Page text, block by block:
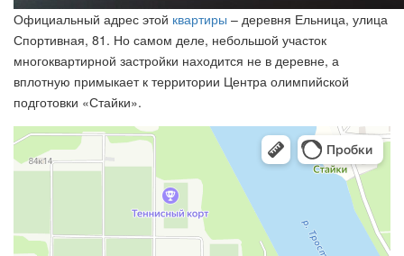
Официальный адрес этой квартиры – деревня Ельница, улица
Спортивная, 81. Но самом деле, небольшой участок
многоквартирной застройки находится не в деревне, а
вплотную примыкает к территории Центра олимпийской
подготовки «Стайки».